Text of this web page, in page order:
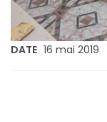
DATE 16 mai 2019